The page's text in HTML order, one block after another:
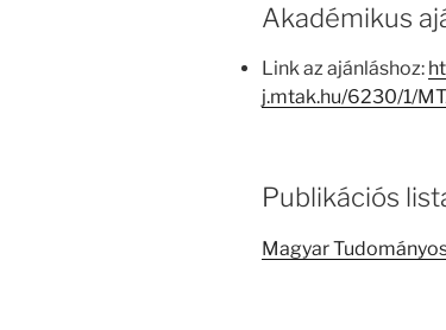
Akadémikus
Link az ajánláshoz:
j.mtak.hu/6230/1/
Publikációs
Magyar